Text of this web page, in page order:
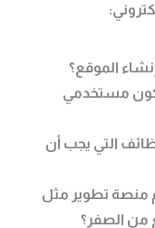
الموقع؟
مستخدمي
التي يجب أن
منصة تطوير مثل